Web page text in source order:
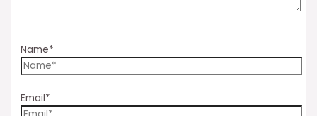
Name*
Email*